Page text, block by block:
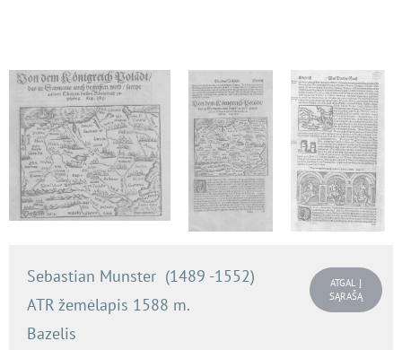
Sebastian Munster (1489 -1552)
ATR žemėlapis 1588 m.
Bazelis
ATGAL Į
SĄRAŠĄ